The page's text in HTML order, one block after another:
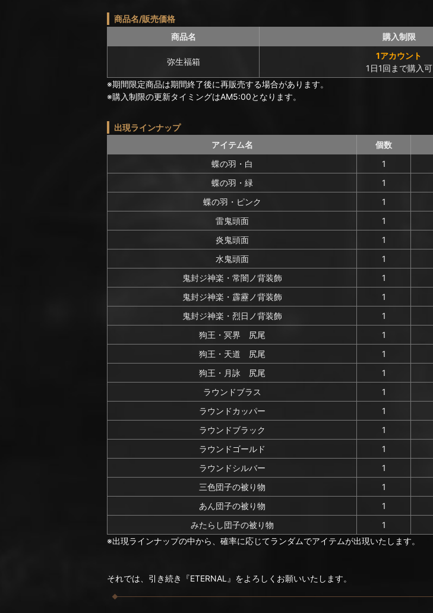
商品名/販売価格
商品名
購入制限
弥生福箱
1アカウント
1日1回まで購入可
※期間限定商品は期間終了後に再販売する場合があります。
※購入制限の更新タイミングはAM5:00となります。
出現ラインナップ
アイテム名
個数
蝶の羽・白
1
蝶の羽・緑
1
蝶の羽・ピンク
1
雷鬼頭面
1
炎鬼頭面
1
水鬼頭面
1
鬼封ジ神楽・常闇ノ背装飾
1
鬼封ジ神楽・霹靂ノ背装飾
1
鬼封ジ神楽・烈日ノ背装飾
1
狗王・冥界 尻尾
1
狗王・天道 尻尾
1
狗王・月詠 尻尾
1
ラウンドブラス
1
ラウンドカッパー
1
ラウンドブラック
1
ラウンドゴールド
1
ラウンドシルバー
1
三色団子の被り物
1
あん団子の被り物
1
みたらし団子の被り物
1
※出現ラインナップの中から、確率に応じてランダムでアイテムが出現いたします。
それでは、引き続き『ETERNAL』をよろしくお願いいたします。